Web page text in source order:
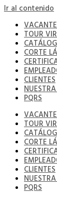
Ir al contenido
TOUR
CORTE
CLIENTES
PQRS
TOUR
CORTE
CLIENTES
PQRS